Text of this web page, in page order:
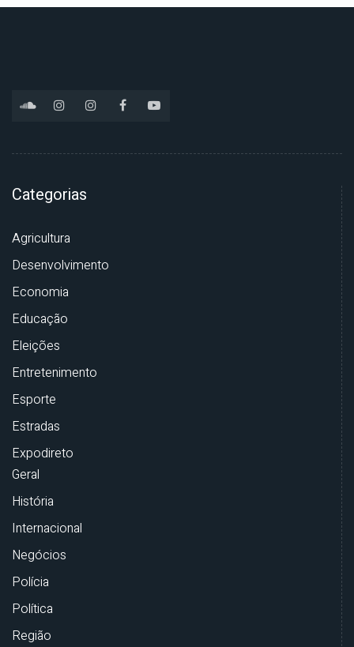
Categorias
Agricultura
Desenvolvimento
Economia
Educação
Eleições
Entretenimento
Esporte
Estradas
Expodireto
Geral
História
Internacional
Negócios
Polícia
Política
Região